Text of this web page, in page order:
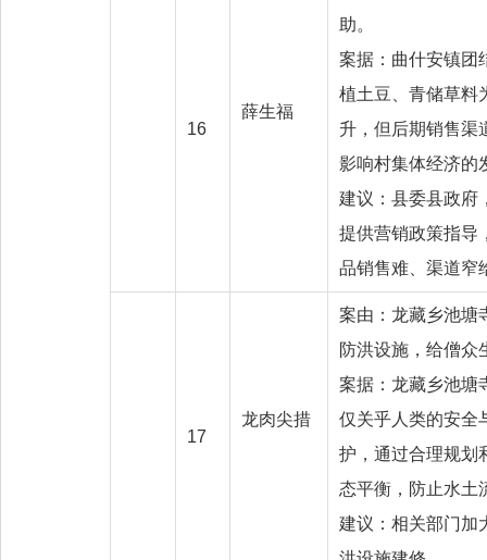
16
薛生福
助。
案据：曲什安镇团
植土豆、青储草料
升，但后期销售渠
影响村集体经济的
建议：县委县政府
提供营销政策指导
品销售难、渠道窄
17
龙肉尖措
案由：龙藏乡池塘
防洪设施，给僧众
案据：龙藏乡池塘
仅关乎人类的安全
护，通过合理规划
态平衡，防止水土
建议：相关部门加